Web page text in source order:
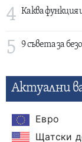
4 Каква
5 9 съвета за
Актуални
Евро
Щатски